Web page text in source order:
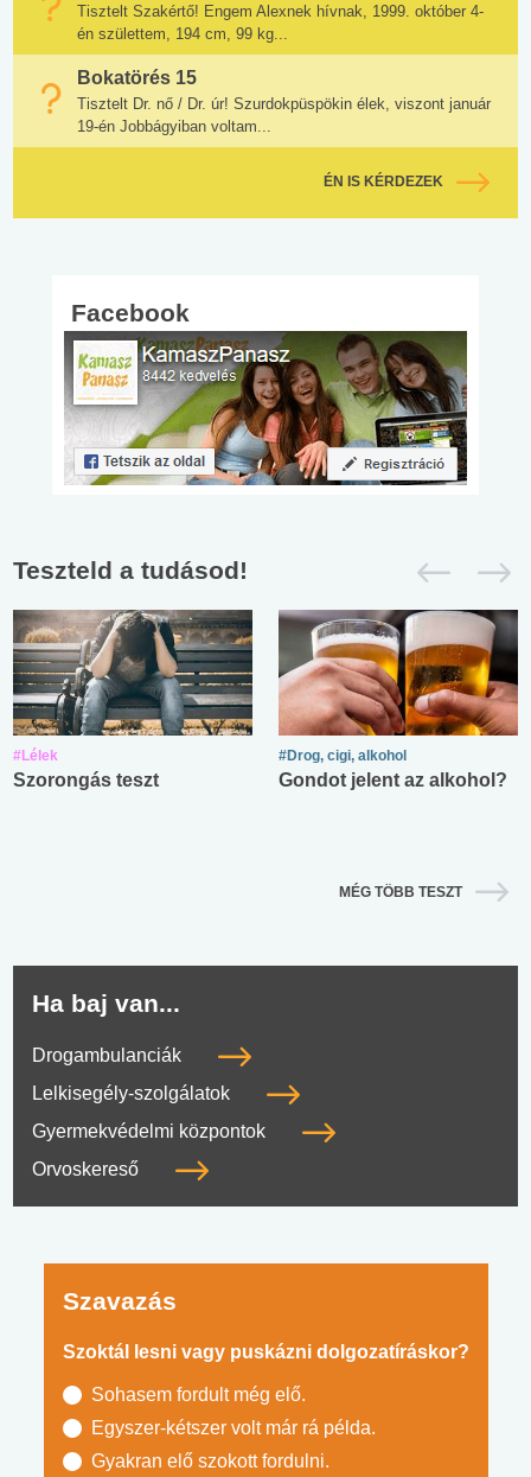
Tisztelt Szakértő! Engem Alexnek hívnak, 1999. október 4-
én születtem, 194 cm, 99 kg...
Bokatörés 15
Tisztelt Dr. nő / Dr. úr! Szurdokpüspökin élek, viszont január
19-én Jobbágyiban voltam...
ÉN IS KÉRDEZEK
Facebook
Teszteld a tudásod!
#Lélek
Szorongás teszt
#Drog, cigi, alkohol
Gondot jelent az alkohol?
MÉG TÖBB TESZT
Ha baj van...
Drogambulanciák
Lelkisegély-szolgálatok
Gyermekvédelmi központok
Orvoskereső
Szavazás
Szoktál lesni vagy puskázni dolgozatíráskor?
Sohasem fordult még elő.
Egyszer-kétszer volt már rá példa.
Gyakran elő szokott fordulni.